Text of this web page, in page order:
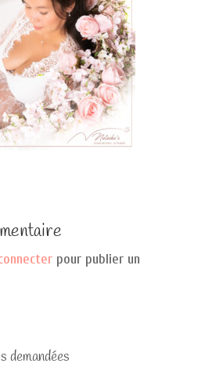
pour publier un
demandées